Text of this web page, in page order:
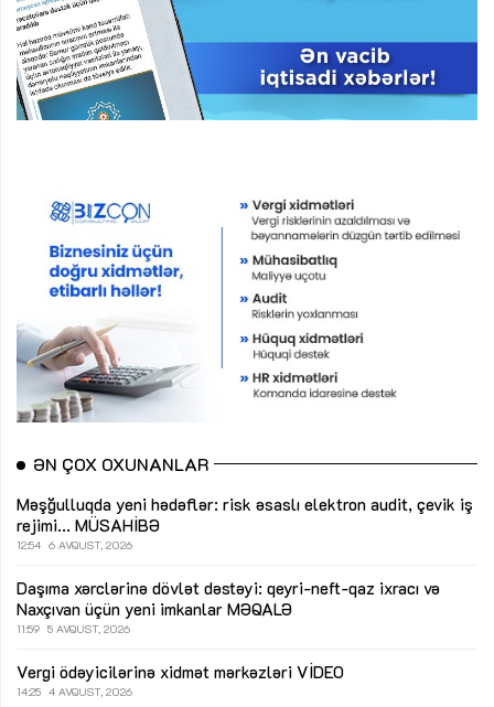
ƏN ÇOX OXUNANLAR
Məşğulluqda yeni hədəflər: risk əsaslı elektron audit, çevik iş
rejimi... MÜSAHİBƏ
12:54 6 AVQUST, 2026
Daşıma xərclərinə dövlət dəstəyi: qeyri-neft-qaz ixracı və
Naxçıvan üçün yeni imkanlar MƏQALƏ
11:59 5 AVQUST, 2026
Vergi ödəyicilərinə xidmət mərkəzləri VİDEO
14:25 4 AVQUST, 2026